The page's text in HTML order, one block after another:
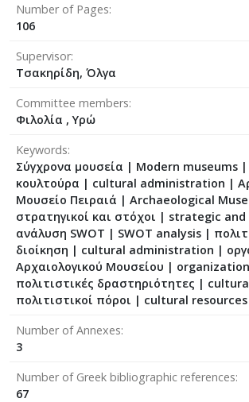
Number of Pages
106
Supervisor
Τσακηρίδη, Όλγα
Committee members
Φιλολία , Υρώ
Keywords
Σύγχρονα μουσεία | Modern museums |
κουλτούρα | cultural administration |
Μουσείο Πειραιά | Archaeological
στρατηγικοί και στόχοι | strategic
ανάλυση SWOT | SWOT analysis |
διοίκηση | cultural administration |
Αρχαιολογικού Μουσείου |
πολιτιστικές δραστηριότητες |
πολιτιστικοί πόροι | cultural resources
Number of Annexes
3
Number of Greek bibliographic references
67